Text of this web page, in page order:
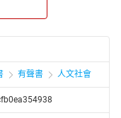
他看見世界上的風和
願望給出慷慨的回
成訪談作業。還不惜
有聲書 人文社會